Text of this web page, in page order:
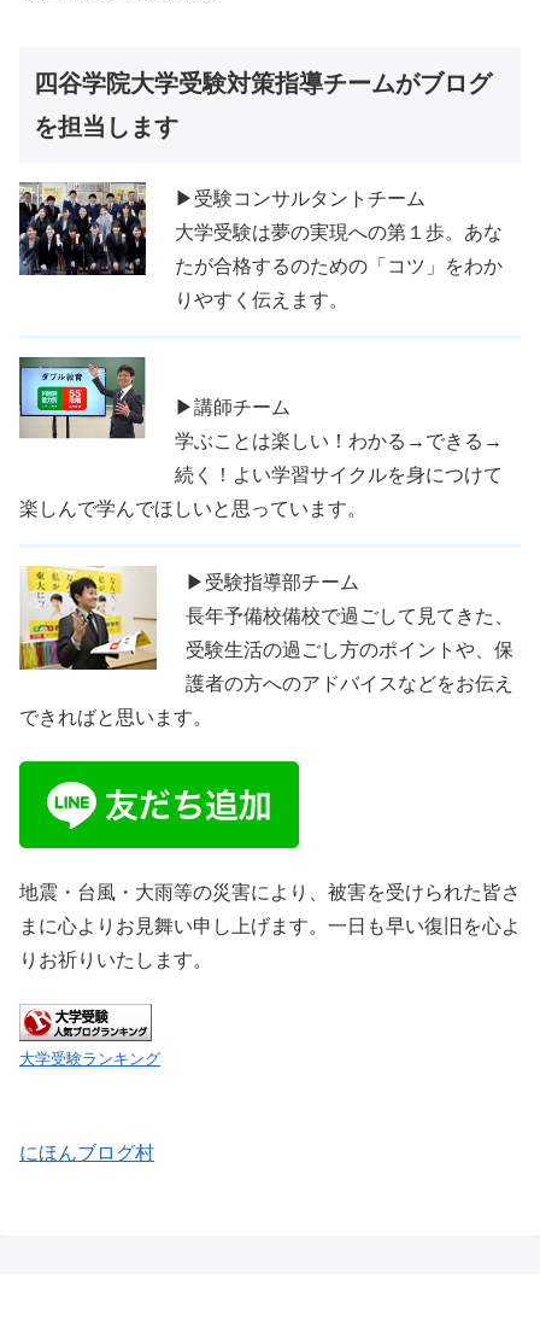
四谷学院大学受験対策指導チームがブログ
を担当します
▶受験コンサルタントチーム
大学受験は夢の実現への第１歩。あな
たが合格するのための「コツ」をわか
りやすく伝えます。
▶講師チーム
学ぶことは楽しい！わかる→できる→
続く！よい学習サイクルを身につけて
楽しんで学んでほしいと思っています。
▶受験指導部チーム
長年予備校備校で過ごして見てきた、
受験生活の過ごし方のポイントや、保
護者の方へのアドバイスなどをお伝え
できればと思います。
地震・台風・大雨等の災害により、被害を受けられた皆さ
まに心よりお見舞い申し上げます。一日も早い復旧を心よ
りお祈りいたします。
大学受験ランキング
にほんブログ村